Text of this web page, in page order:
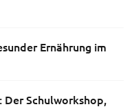
Ernährung im
Der Schulworkshop,